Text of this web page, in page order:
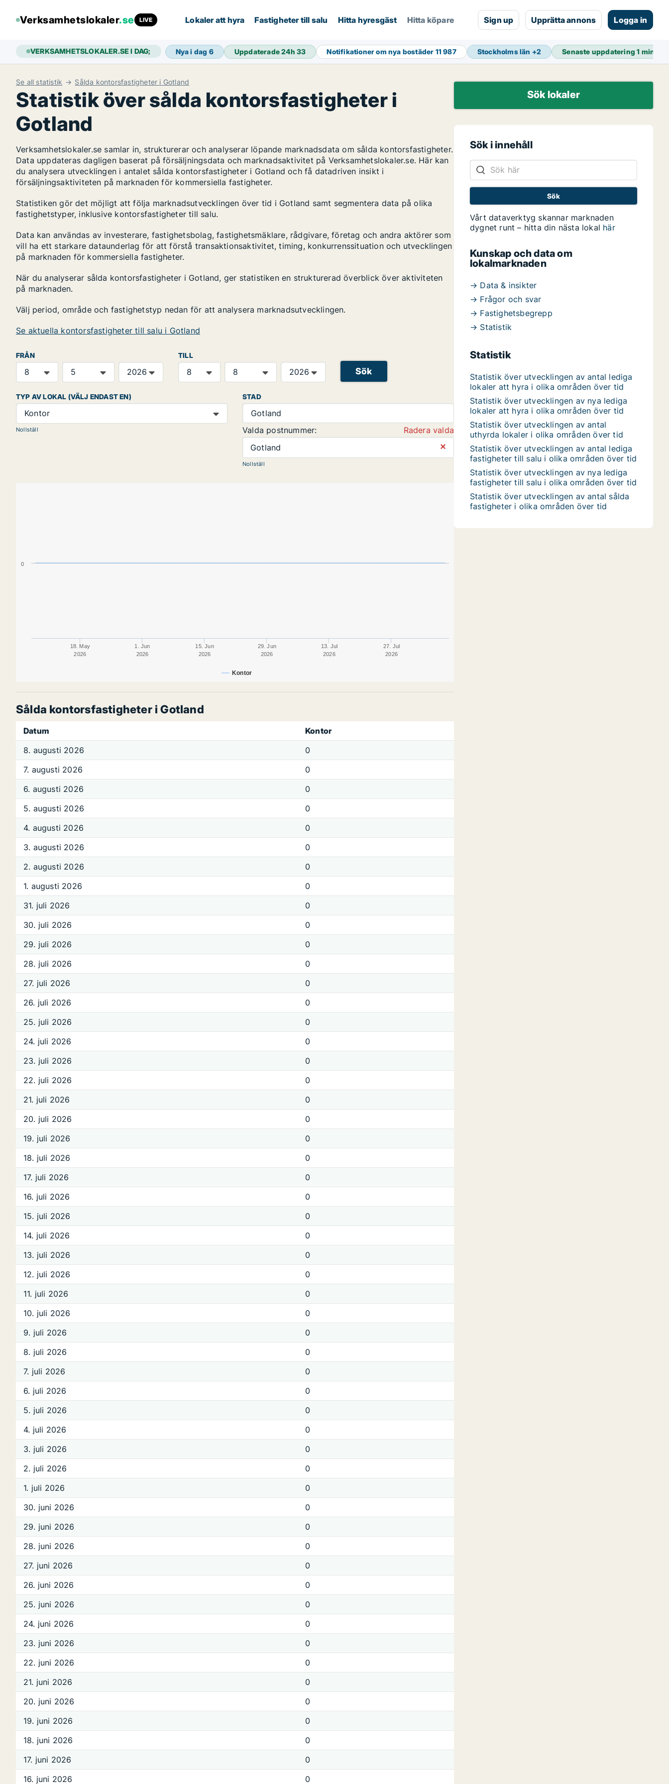
Verksamhetslokaler.se LIVE Lokaler att hyra Fastigheter till salu Hitta hyresgäst Hitta köpare Sign up Upprätta annons Logga in
VERKSAMHETSLOKALER.SE I DAG; Nya i dag 6 Uppdaterade 24h33 Notifikationer om nya bostäder 11 987 Stockholms län +2 Senaste uppdatering1 min
Se all statistik Sålda kontorsfastigheter i Gotland
Statistik över sålda kontorsfastigheter i
Gotland
Verksamhetslokaler.se samlar in, strukturerar och analyserar löpande marknadsdata om sålda kontorsfastigheter.
Data uppdateras dagligen baserat på försäljningsdata och marknadsaktivitet på Verksamhetslokaler.se. Här kan
du analysera utvecklingen i antalet sålda kontorsfastigheter i Gotland och få datadriven insikt i
försäljningsaktiviteten på marknaden för kommersiella fastigheter.
Statistiken gör det möjligt att följa marknadsutvecklingen över tid i Gotland samt segmentera data på olika
fastighetstyper, inklusive kontorsfastigheter till salu.
Data kan användas av investerare, fastighetsbolag, fastighetsmäklare, rådgivare, företag och andra aktörer som
vill ha ett starkare dataunderlag för att förstå transaktionsaktivitet, timing, konkurrenssituation och utvecklingen
på marknaden för kommersiella fastigheter.
När du analyserar sålda kontorsfastigheter i Gotland, ger statistiken en strukturerad överblick över aktiviteten
på marknaden.
Välj period, område och fastighetstyp nedan för att analysera marknadsutvecklingen.
Se aktuella kontorsfastigheter till salu i Gotland
FRÅN TILL
Sök
TYP AV LOKAL (VÄLJ ENDAST EN)
Kontor
Nollställ
STAD
Gotland
Valda postnummer:
Radera valda
Gotland
⨯
Nollställ
Kontor
18. May
2026
1. Jun
2026
15. Jun
2026
29. Jun
2026
13. Jul
2026
27. Jul
2026
0
Sålda kontorsfastigheter i Gotland
Datum
Kontor
8. augusti 2026
0
7. augusti 2026
0
6. augusti 2026
0
5. augusti 2026
0
4. augusti 2026
0
3. augusti 2026
0
2. augusti 2026
0
1. augusti 2026
0
31. juli 2026
0
30. juli 2026
0
29. juli 2026
0
28. juli 2026
0
27. juli 2026
0
26. juli 2026
0
25. juli 2026
0
24. juli 2026
0
23. juli 2026
0
22. juli 2026
0
21. juli 2026
0
20. juli 2026
0
19. juli 2026
0
18. juli 2026
0
17. juli 2026
0
16. juli 2026
0
15. juli 2026
0
14. juli 2026
0
13. juli 2026
0
12. juli 2026
0
11. juli 2026
0
10. juli 2026
0
9. juli 2026
0
8. juli 2026
0
7. juli 2026
0
6. juli 2026
0
5. juli 2026
0
4. juli 2026
0
3. juli 2026
0
2. juli 2026
0
1. juli 2026
0
30. juni 2026
0
29. juni 2026
0
28. juni 2026
0
27. juni 2026
0
26. juni 2026
0
25. juni 2026
0
24. juni 2026
0
23. juni 2026
0
22. juni 2026
0
21. juni 2026
0
20. juni 2026
0
19. juni 2026
0
18. juni 2026
0
17. juni 2026
0
16. juni 2026
0
Sök lokaler
Sök i innehåll
Vårt dataverktyg skannar marknaden
dygnet runt – hitta din nästa lokal här
Kunskap och data om
lokalmarknaden
→ Data & insikter
→ Frågor och svar
→ Fastighetsbegrepp
→ Statistik
Statistik
Statistik över utvecklingen av antal lediga
lokaler att hyra i olika områden över tid
Statistik över utvecklingen av nya lediga
lokaler att hyra i olika områden över tid
Statistik över utvecklingen av antal
uthyrda lokaler i olika områden över tid
Statistik över utvecklingen av antal lediga
fastigheter till salu i olika områden över tid
Statistik över utvecklingen av nya lediga
fastigheter till salu i olika områden över tid
Statistik över utvecklingen av antal sålda
fastigheter i olika områden över tid